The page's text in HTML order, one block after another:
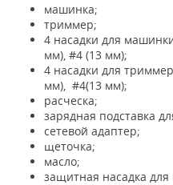
машинка;
триммер;
4 насадки для
мм), #4 (13 мм);
4 насадки для
мм), #4(13 мм);
расческа;
зарядная подставка
сетевой адаптер;
щеточка;
масло;
защитная насадка для